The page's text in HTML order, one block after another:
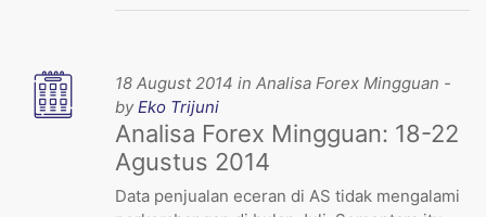
18 August 2014 in Analisa Forex Mingguan -
byEko Trijuni
Analisa Forex Mingguan: 18-22
Agustus 2014
Data penjualan eceran di AS tidak mengalami